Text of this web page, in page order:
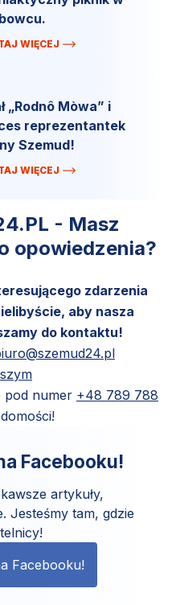
WIĘCEJ
„Rodnô Mòwa” i
reprezentantek
Szemud!
WIĘCEJ
- Masz
opowiedzenia?
zdarzenia
aby nasza
do kontaktu!
pod numer +48 789 788
Facebooku!
artykuły,
Jesteśmy tam, gdzie
Facebooku!